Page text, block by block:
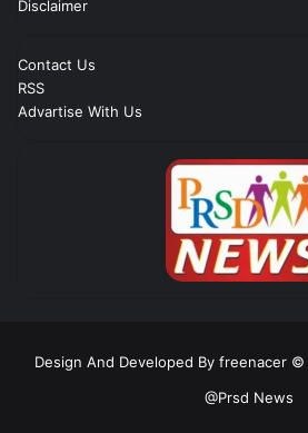
Disclaimer
Contact Us
RSS
Advartise With Us
Design And Developed By freenacer ©
@Prsd News